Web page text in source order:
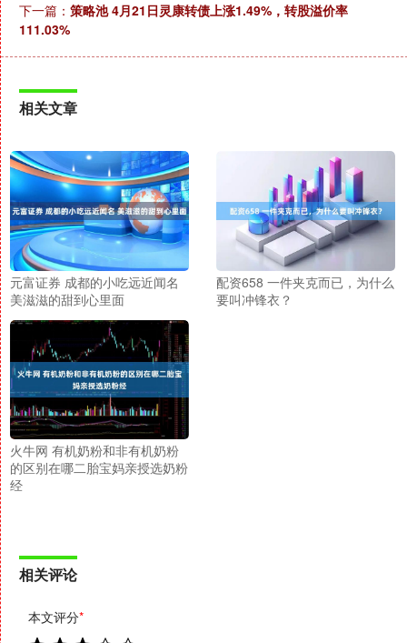
下一篇： 策略池 4月21日灵康转债上涨1.49%，转股溢价率
111.03%
相关文章
元富证券 成都的小吃远近闻名
美滋滋的甜到心里面
配资658 一件夹克而已，为什么
要叫冲锋衣？
火牛网 有机奶粉和非有机奶粉
的区别在哪二胎宝妈亲授选奶粉
经
相关评论
本文评分*